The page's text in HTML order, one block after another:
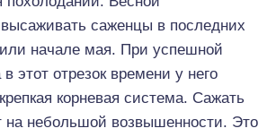
высаживать саженцы в последних
начале мая. При успешной
этот отрезок времени у него
корневая система. Сажать
на небольшой возвышенности. Это